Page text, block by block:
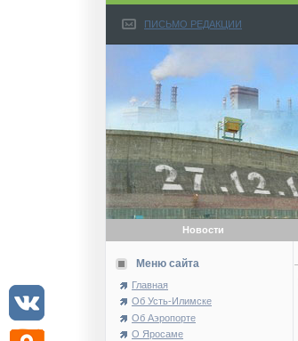
ПИСЬМО РЕДАКЦИИ
Новости
Меню сайта
Главная
Об Усть-Илимске
Об Аэропорте
О Яросаме